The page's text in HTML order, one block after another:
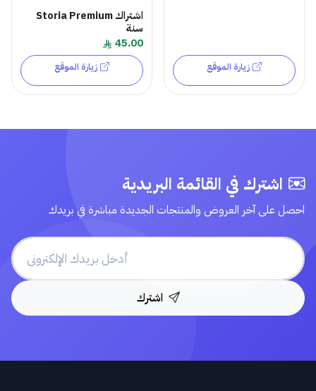
زيارة الموقع
اشتراك Storia Premium
سنة
45.00
زيارة الموقع
اشترك في القائمة البريدية
احصل على آخر العروض والمنتجات الجديدة مباشرة في بريدك
اشترك